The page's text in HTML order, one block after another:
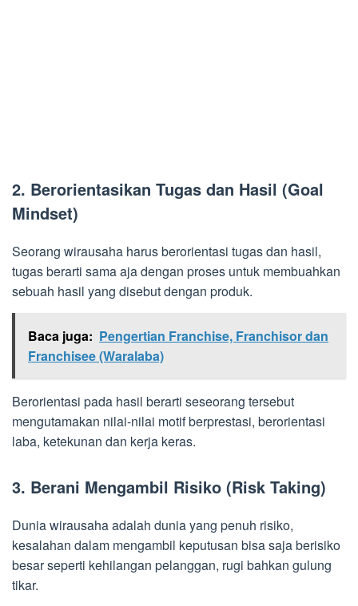
2. Berorientasikan Tugas dan Hasil (Goal
Mindset)
Seorang wirausaha harus berorientasi tugas dan hasil,
tugas berarti sama aja dengan proses untuk membuahkan
sebuah hasil yang disebut dengan produk.
Baca juga: Pengertian Franchise, Franchisor dan
Franchisee (Waralaba)
Berorientasi pada hasil berarti seseorang tersebut
mengutamakan nilai-nilai motif berprestasi, berorientasi
laba, ketekunan dan kerja keras.
3. Berani Mengambil Risiko (Risk Taking)
Dunia wirausaha adalah dunia yang penuh risiko,
kesalahan dalam mengambil keputusan bisa saja berisiko
besar seperti kehilangan pelanggan, rugi bahkan gulung
tikar.